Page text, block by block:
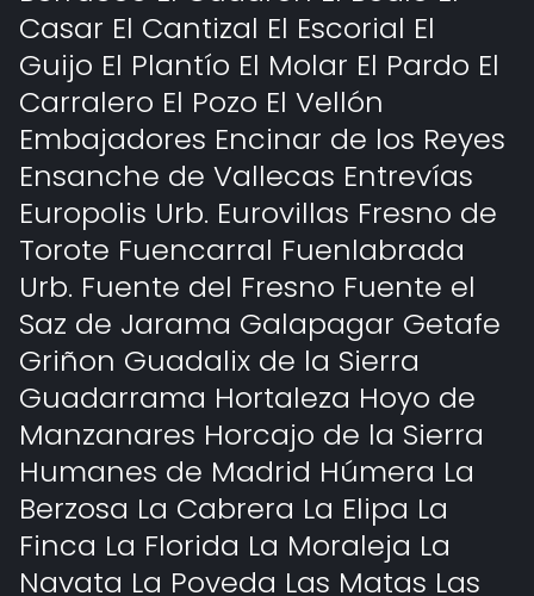
Casar El Cantizal El Escorial El
Guijo El Plantío El Molar El Pardo El
Carralero El Pozo El Vellón
Embajadores Encinar de los Reyes
Ensanche de Vallecas Entrevías
Europolis Urb. Eurovillas Fresno de
Torote Fuencarral Fuenlabrada
Urb. Fuente del Fresno Fuente el
Saz de Jarama Galapagar Getafe
Griñon Guadalix de la Sierra
Guadarrama Hortaleza Hoyo de
Manzanares Horcajo de la Sierra
Humanes de Madrid Húmera La
Berzosa La Cabrera La Elipa La
Finca La Florida La Moraleja La
Navata La Poveda Las Matas Las